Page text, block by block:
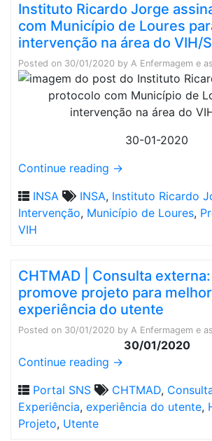
Instituto Ricardo Jorge
com Município de Loures
intervenção na área do VIH/
Posted on 30/01/2020 by A Enfermagem e
30-01-2020
Continue reading →
INSA
INSA, Instituto Ricardo
Intervenção, Município de Loures,
VIH
CHTMAD | Consulta
promove projeto para
experiência do utente
Posted on 30/01/2020 by A Enfermagem e
30/01/2020
Continue reading →
Portal SNS
CHTMAD,
Experiência, experiência do utente,
Projeto, Utente